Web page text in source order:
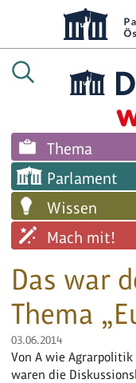
Thema
Parlament
Wissen
Mach mit!
Das war
Thema
03.06.2014
Von A wie
waren die